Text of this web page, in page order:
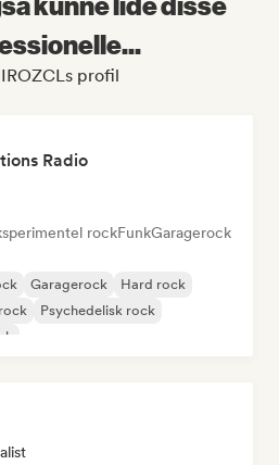
profil
Radio
rockFunkGaragerock
Garagerock
Hard rock
Psychedelisk rock